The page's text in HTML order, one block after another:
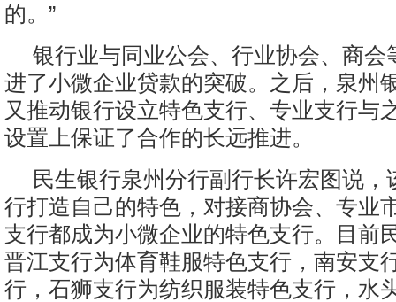
的。”
银行业与同业公会、行业协会、商会
进了小微企业贷款的突破。之后，泉州
又推动银行设立特色支行、专业支行与
设置上保证了合作的长远推进。
民生银行泉州分行副行长许宏图说，
行打造自己的特色，对接商协会、专业
支行都成为小微企业的特色支行。目前
晋江支行为体育鞋服特色支行，南安支
行，石狮支行为纺织服装特色支行，水